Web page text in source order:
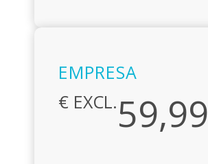
EMPRESA
€ EXCL.59,99